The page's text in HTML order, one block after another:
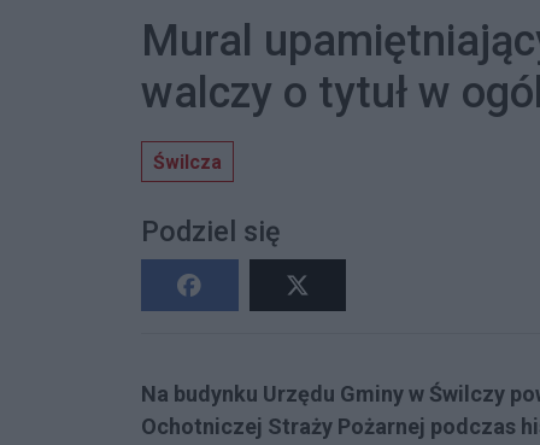
Mural
walczy o tytuł w
Świlcza
Podziel się
Na budynku Urzędu Gminy w Świlczy
Ochotniczej Straży Pożarnej podczas